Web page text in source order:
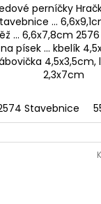
perníčky
...
... 6,6x7,8cm
na písek ... kbelík
4,5x3,5cm,
2,3x7cm
Stavebnice